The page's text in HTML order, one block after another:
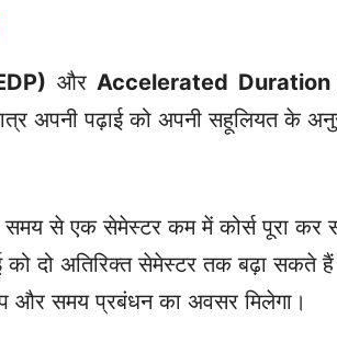
और Accelerated Duration
अपनी पढ़ाई को अपनी सहूलियत के
समय से एक सेमेस्टर कम में कोर्स पूरा कर
दो अतिरिक्त सेमेस्टर तक बढ़ा सकते
और समय प्रबंधन का अवसर मिलेगा।